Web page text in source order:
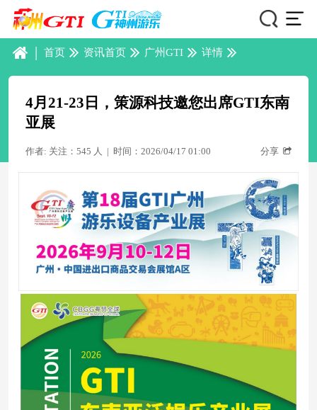
| 首页 资讯首页 广州GTI 详情
4月21-23日，策源科技邀您出席GTI东南
亚展
作者: 关注：545 人 | 时间：2026/04/17 01:00 分享